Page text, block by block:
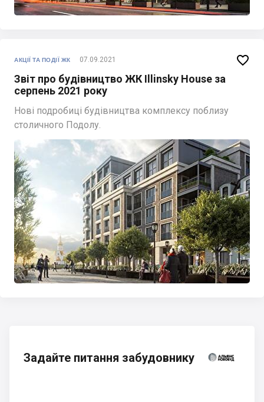
АКЦІЇ ТА ПОДІЇ ЖК 07.09.2021
Звіт про будівництво ЖК Illinsky House за
серпень 2021 року
Нові подробиці будівництва комплексу поблизу
столичного Подолу.

Задайте питання забудовнику